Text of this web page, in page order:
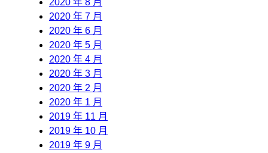
2020 年 7 月
2020 年 6 月
2020 年 5 月
2020 年 4 月
2020 年 3 月
2020 年 2 月
2020 年 1 月
2019 年 11 月
2019 年 10 月
2019 年 9 月